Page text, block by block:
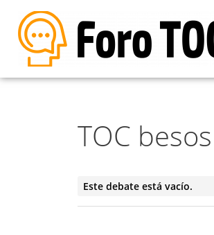
TOC besos
Este debate está vacío.